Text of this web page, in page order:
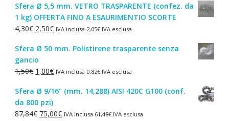
originale
era:
44,52€.
attuale
è:
38,00€.
Sfera Ø 5,5 mm. VETRO TRASPARENTE (confez. da
1 kg) OFFERTA FINO A ESAURIMENTIO SCORTE
4,30€ Il
originale
era:
4,30€.
2,50€Il
attuale
2,50€.
IVA inclusa 2,05€IVA esclusa
Sfera Ø 50 mm. Polistirene trasparente senza
gancio
1,50€ Il
originale
era:
1,50€.
1,00€Il
attuale
è:
1,00€.
IVA inclusa 0,82€IVA esclusa
Sfera Ø 9/16" (mm. 14,288) AISI 420C G100 (conf.
da 800 pzi)
87,84€ Il
75,00€IlIVA inclusa 61,48€IVA esclusa